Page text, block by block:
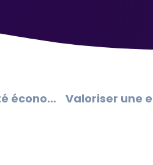
Propriété industrielle : un levier essentiel pour la sécurité économique des entreprises